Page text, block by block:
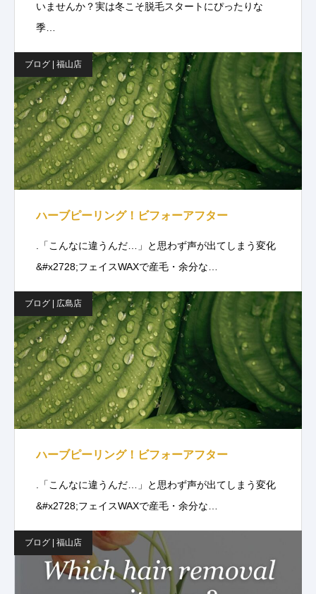
いませんか？実は冬こそ脱毛スタートにぴったりな
季…
ブログ | 福山店
ハーブピーリング！ビフォーアフター
.「こんなに違うんだ…」と思わず声が出てしまう変化
&#x2728;フェイスWAXで産毛・余分な…
ブログ | 広島店
ハーブピーリング！ビフォーアフター
.「こんなに違うんだ…」と思わず声が出てしまう変化
&#x2728;フェイスWAXで産毛・余分な…
ブログ | 福山店